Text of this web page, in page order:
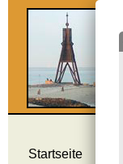
Startseite